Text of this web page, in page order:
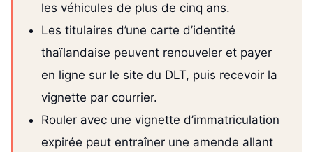
les véhicules de plus de cinq ans.
Les titulaires d’une carte d’identité
thaïlandaise peuvent renouveler et payer
en ligne sur le site du DLT, puis recevoir la
vignette par courrier.
Rouler avec une vignette d’immatriculation
expirée peut entraîner une amende allant